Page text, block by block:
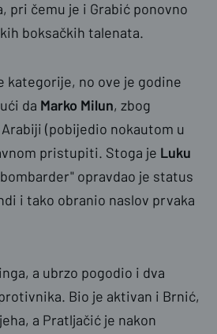
pri čemu je i Grabić ponovno
boksačkih talenata.
kategorije, no ove je godine
da Marko Milun, zbog
(pobijedio nokautom u
pristupiti. Stoga je Luku
opravdao je status
i tako obranio naslov prvaka
a ubrzo pogodio i dva
Bio je aktivan i Brnić,
a Pratljačić je nakon